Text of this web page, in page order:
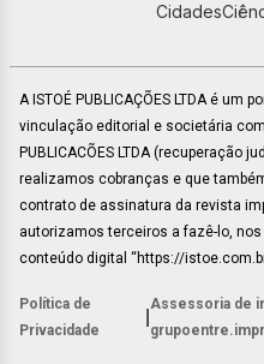
Cidades
A ISTOÉ PUBLICAÇÕES LTDA é um
vinculação editorial e societária com
PUBLICACÕES LTDA (recuperação
realizamos cobranças e que
contrato de assinatura da revista
autorizamos terceiros a fazê-lo,
conteúdo digital “https://
Política de
Privacidade
Assessoria de